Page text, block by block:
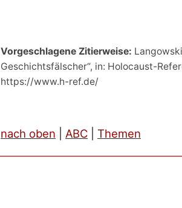
Vorgeschlagene Zitierweise:
Geschichtsfälscher“, in: Holocaust-
https://www.h-ref.de/
nach oben ABC Themen